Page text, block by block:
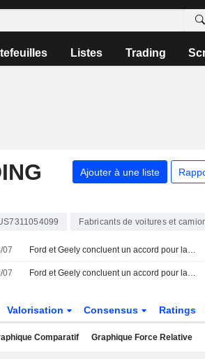
Listes Trading
Ajouter à une liste
Fabricants de voitures et
07 Ford et Geely concluent un accord pour la production de véhicules électriques dans une usine espagnole, selon la presse
07 Ford et Geely concluent un accord pour la production de véhicules électriques dans l'usine espagnole, selon ABC
Valorisation Consensus Ratings
Comparatif Graphique Force Relative